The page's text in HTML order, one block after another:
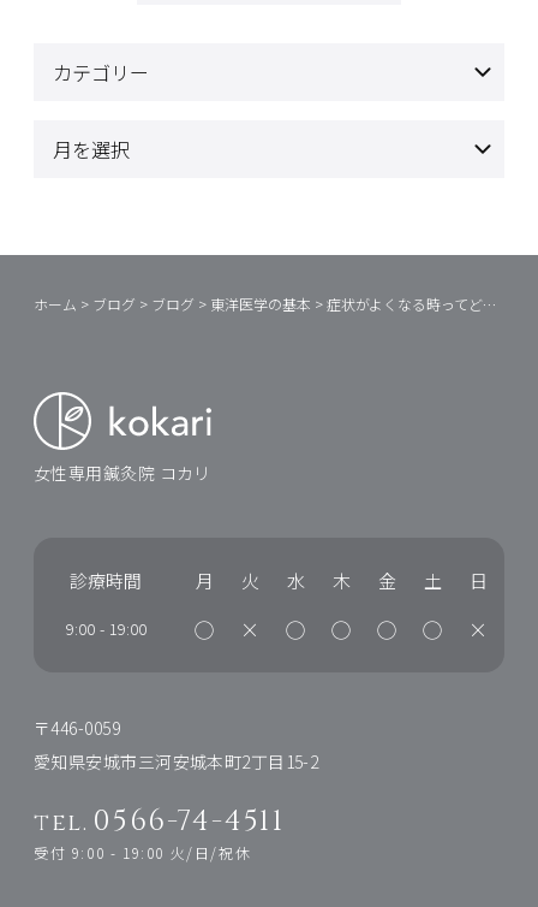
ホーム > ブログ > ブログ > 東洋医学の基本 >症状がよくなる時ってどんな時？
女性専用鍼灸院 コカリ
診療時間 月 火 水 木 金 土 日
9:00 - 19:00 ◯ × ◯ ◯ ◯ ◯ ×
〒446-0059
愛知県安城市三河安城本町2丁目15-2
tel. 0566-74-4511
受付 9:00 - 19:00 火/日/祝休